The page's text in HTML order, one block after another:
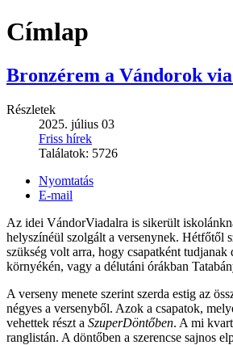
Címlap
Bronzérem a Vándorok
Részletek
2025. július 03
Friss hírek
Találatok: 5726
Nyomtatás
E-mail
Az idei VándorViadalra is sikerült
helyszínéül szolgált a versenynek. Hétfőtől
szükség volt arra, hogy csapatként
környékén, vagy a délutáni órákban
A verseny menete szerint szerda estig az
négyes a versenyből. Azok a csapatok,
vehettek részt a SzuperDöntőben. A mi
ranglistán. A döntőben a szerencse sajnos